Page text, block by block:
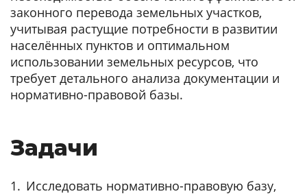
законного перевода земельных участков,
учитывая растущие потребности в развитии
населённых пунктов и оптимальном
использовании земельных ресурсов, что
требует детального анализа документации и
нормативно-правовой базы.
Задачи
Исследовать нормативно-правовую базу,